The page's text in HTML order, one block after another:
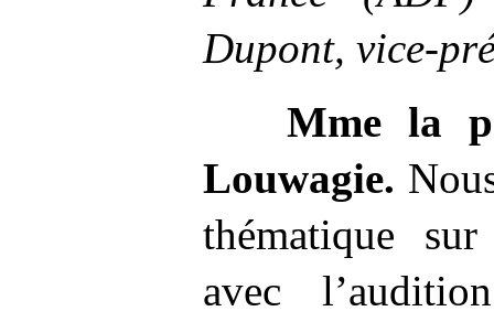
Dupont, vice-
Mme la
Louwagie.
thématique
avec